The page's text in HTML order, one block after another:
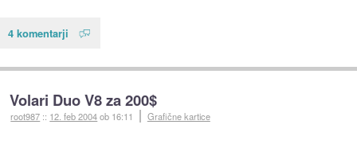
4 komentarji
Volari Duo V8 za 200$
root987 :: 12. feb 2004ob 16:11 Grafične kartice